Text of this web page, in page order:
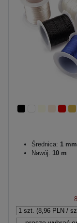
Średnica: 1 mm
Nawój: 10 m